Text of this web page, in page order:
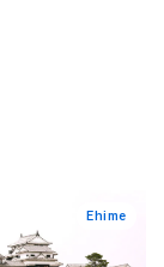
Ehime